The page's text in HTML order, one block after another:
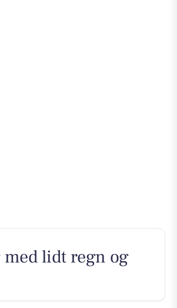
lidt regn og